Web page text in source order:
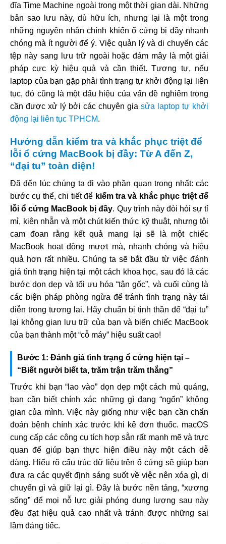
đĩa Time Machine ngoài trong một thời gian dài. Những
bản sao lưu này, dù hữu ích, nhưng lại là một trong
những nguyên nhân chính khiến ổ cứng bị đầy nhanh
chóng mà ít người để ý. Việc quản lý và di chuyển các
tệp này sang lưu trữ ngoài hoặc đám mây là một giải
pháp cực kỳ hiệu quả và cần thiết. Tương tự, nếu
laptop của bạn gặp phải tình trạng tự khởi động lại liên
tục, đó cũng là một dấu hiệu của vấn đề nghiêm trọng
cần được xử lý bởi các chuyên gia sửa laptop tự khởi
động lại liên tục TPHCM.
Hướng dẫn kiểm tra và khắc phục triệt để
lỗi ổ cứng MacBook bị đầy: Từ A đến Z,
“đại tu” toàn diện!
Đã đến lúc chúng ta đi vào phần quan trọng nhất: các
bước cụ thể, chi tiết để kiểm tra và khắc phục triệt để
lỗi ổ cứng MacBook bị đầy. Quy trình này đòi hỏi sự tỉ
mỉ, kiên nhẫn và một chút kiến thức kỹ thuật, nhưng tôi
cam đoan rằng kết quả mang lại sẽ là một chiếc
MacBook hoạt động mượt mà, nhanh chóng và hiệu
quả hơn rất nhiều. Chúng ta sẽ bắt đầu từ việc đánh
giá tình trạng hiện tại một cách khoa học, sau đó là các
bước dọn dẹp và tối ưu hóa “tận gốc”, và cuối cùng là
các biện pháp phòng ngừa để tránh tình trạng này tái
diễn trong tương lai. Hãy chuẩn bị tinh thần để “đại tu”
lại không gian lưu trữ của bạn và biến chiếc MacBook
của bạn thành một “cỗ máy” hiệu suất cao!
Bước 1: Đánh giá tình trạng ổ cứng hiện tại –
“Biết người biết ta, trăm trận trăm thắng”
Trước khi bạn “lao vào” dọn dẹp một cách mù quáng,
bạn cần biết chính xác những gì đang “ngốn” không
gian của mình. Việc này giống như việc bạn cần chẩn
đoán bệnh chính xác trước khi kê đơn thuốc. macOS
cung cấp các công cụ tích hợp sẵn rất mạnh mẽ và trực
quan để giúp bạn thực hiện điều này một cách dễ
dàng. Hiểu rõ cấu trúc dữ liệu trên ổ cứng sẽ giúp bạn
đưa ra các quyết định sáng suốt về việc nên xóa gì, di
chuyển gì và giữ lại gì. Đây là bước nền tảng, “xương
sống” để mọi nỗ lực giải phóng dung lượng sau này
đều đạt hiệu quả cao nhất và tránh được những sai
lầm đáng tiếc.